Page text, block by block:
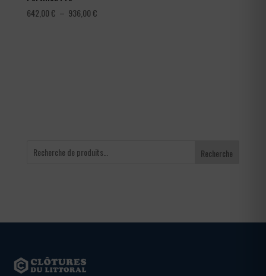
642,00€ – 936,00€Plage
Recherche